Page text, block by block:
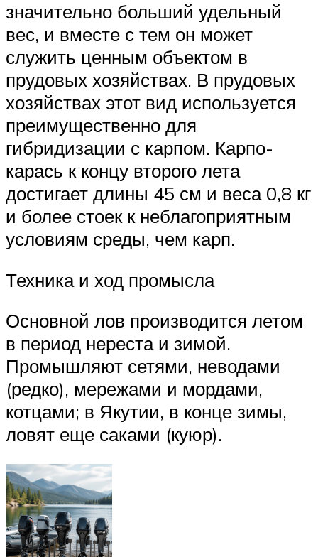
значительно больший удельный
вес, и вместе с тем он может
служить ценным объектом в
прудовых хозяйствах. В прудовых
хозяйствах этот вид используется
преимущественно для
гибридизации с карпом. Карпо-
карась к концу второго лета
достигает длины 45 см и веса 0,8 кг
и более стоек к неблагоприятным
условиям среды, чем карп.
Техника и ход промысла
Основной лов производится летом
в период нереста и зимой.
Промышляют сетями, неводами
(редко), мережами и мордами,
котцами; в Якутии, в конце зимы,
ловят еще саками (куюр).